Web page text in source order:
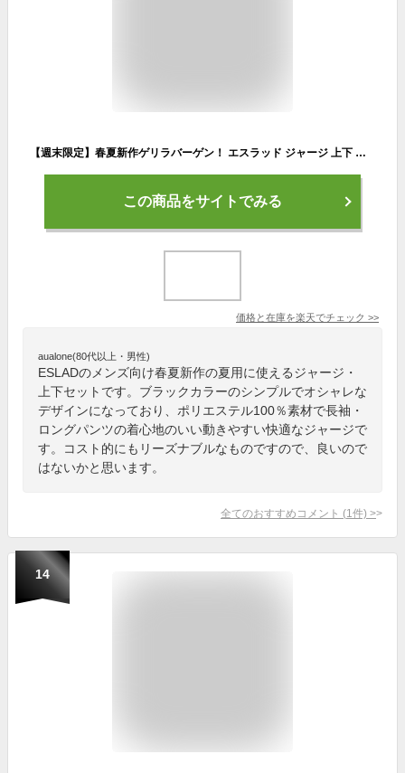
【週末限定】春夏新作ゲリラバーゲン！ エスラッド ジャージ 上下 メンズ セットアップ 春夏 ESLAD ストロングジャージ STRONG ESM111 あす楽 5/o タケスポ限定 定番| 上下セット 大きいサイズ 有 スポーツウェア トレーニングウェア
この商品をサイトでみる
価格と在庫を楽天でチェック >>
aualone(80代以上・男性)
ESLADのメンズ向け春夏新作の夏用に使えるジャージ・
上下セットです。ブラックカラーのシンプルでオシャレな
デザインになっており、ポリエステル100％素材で長袖・
ロングパンツの着心地のいい動きやすい快適なジャージで
す。コスト的にもリーズナブルなものですので、良いので
はないかと思います。
全てのおすすめコメント (1 件) >
14